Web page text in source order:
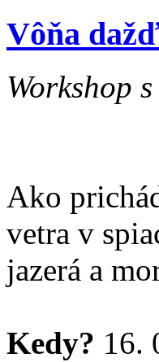
Vôňa
Workshop
Ako
vetra v
jazerá a
Kedy? 16.